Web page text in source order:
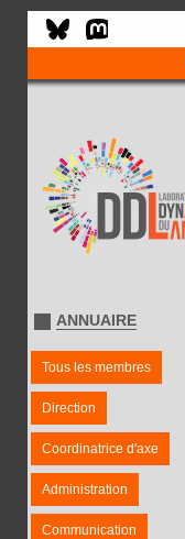
ANNUAIRE
Tous les membres
Direction
Coordinatrice d'axe
Administration
Communication